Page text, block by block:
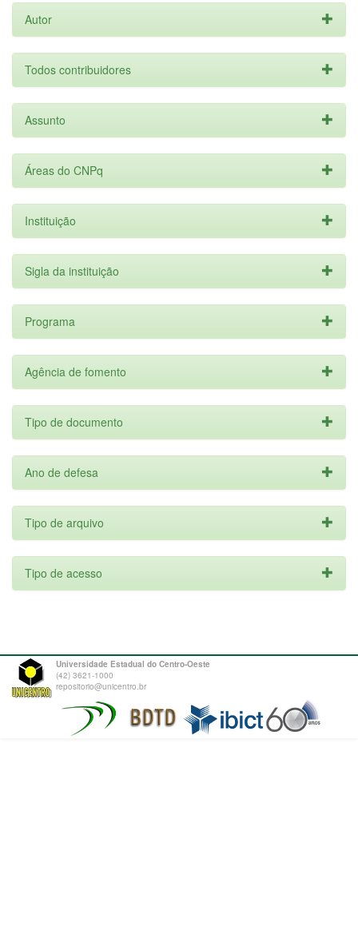
Autor
Todos contribuidores
Assunto
Áreas do CNPq
Instituição
Sigla da instituição
Programa
Agência de fomento
Tipo de documento
Ano de defesa
Tipo de arquivo
Tipo de acesso
Universidade Estadual do Centro-Oeste
(42) 3621-1000
repositorio@unicentro.br